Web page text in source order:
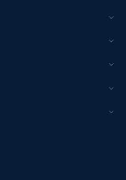
reviews
Employee job
and more.